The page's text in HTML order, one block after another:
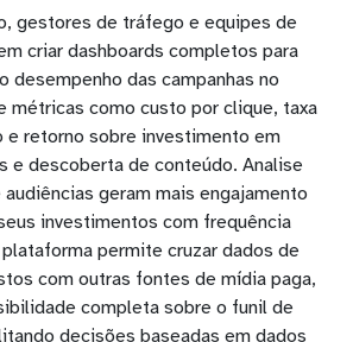
gestores de tráfego e equipes de
criar dashboards completos para
desempenho das campanhas no
métricas como custo por clique, taxa
e retorno sobre investimento em
e descoberta de conteúdo. Analise
geram mais engajamento
investimentos com frequência
permite cruzar dados de
com outras fontes de mídia paga,
completa sobre o funil de
decisões baseadas em dados